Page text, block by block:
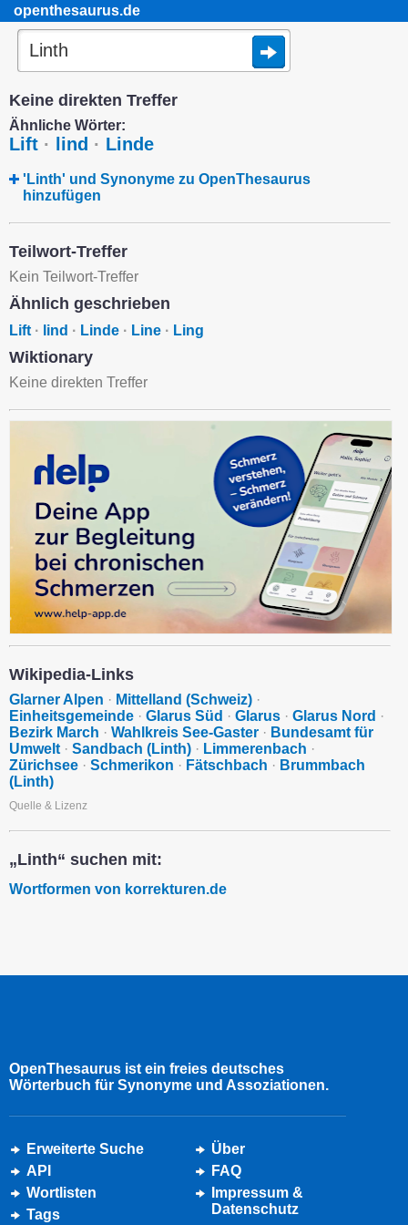
openthesaurus.de
Keine direkten Treffer
Ähnliche Wörter:
Lift · lind · Linde
'Linth' und Synonyme zu OpenThesaurus
hinzufügen
Teilwort-Treffer
Kein Teilwort-Treffer
Ähnlich geschrieben
Lift · lind · Linde · Line · Ling
Wiktionary
Keine direkten Treffer
Wikipedia-Links
Glarner Alpen · Mittelland (Schweiz) ·
Einheitsgemeinde · Glarus Süd · Glarus · Glarus Nord ·
Bezirk March · Wahlkreis See-Gaster · Bundesamt für
Umwelt · Sandbach (Linth) · Limmerenbach ·
Zürichsee · Schmerikon · Fätschbach · Brummbach
(Linth)
Quelle & Lizenz
„Linth“ suchen mit:
Wortformen von korrekturen.de
OpenThesaurus ist ein freies deutsches
Wörterbuch für Synonyme und Assoziationen.
Erweiterte Suche
API
Wortlisten
Tags
Über
FAQ
Impressum &
Datenschutz